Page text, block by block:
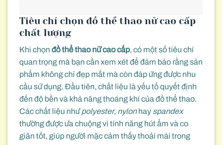
Tiêu chí chọn đồ thể thao nữ cao cấp
chất lượng
Khi chọn đồ thể thao nữ cao cấp, có một số tiêu chí
quan trọng mà bạn cần xem xét để đảm bảo rằng sản
phẩm không chỉ đẹp mắt mà còn đáp ứng được nhu
cầu sử dụng. Đầu tiên, chất liệu là yếu tố quyết định
đến độ bền và khả năng thoáng khí của đồ thể thao.
Các chất liệu nhưpolyester, nylonhay spandex
thường được ưa chuộng vì tính năng hút ẩm và co
giãn tốt, giúp người mặc cảm thấy thoải mái trong